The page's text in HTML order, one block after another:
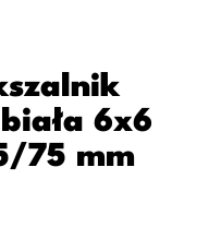
6x6
75 mm